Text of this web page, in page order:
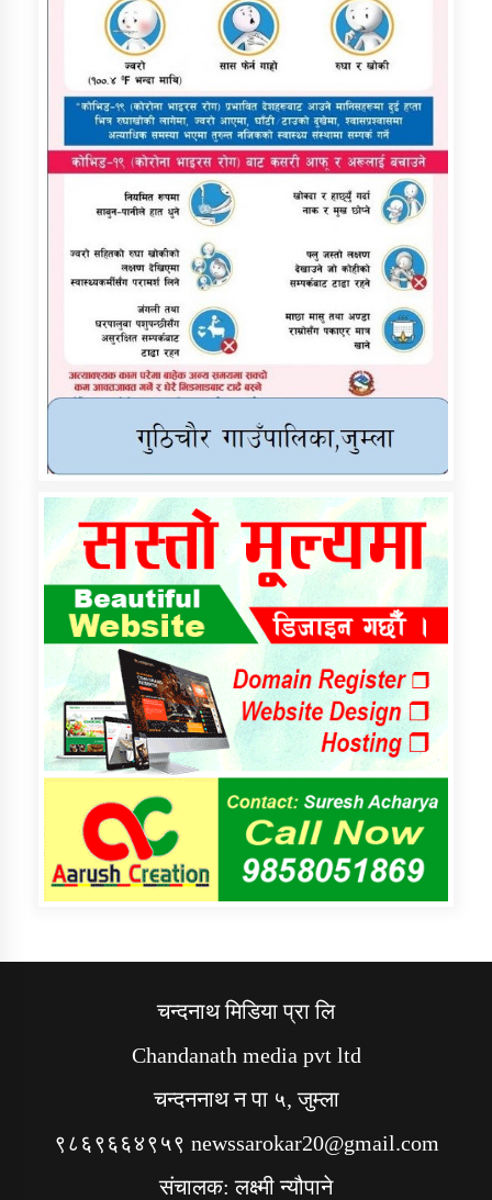
चन्दनाथ मिडिया प्रा लि
Chandanath media pvt ltd
चन्दननाथ न पा ५, जुम्ला
९८६९६६४९५९ newssarokar20@gmail.com
संचालक: लक्ष्मी न्यौपाने